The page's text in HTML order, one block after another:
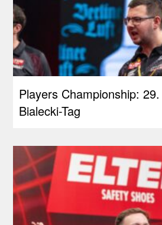
Players Championship:
Bialecki-Tag